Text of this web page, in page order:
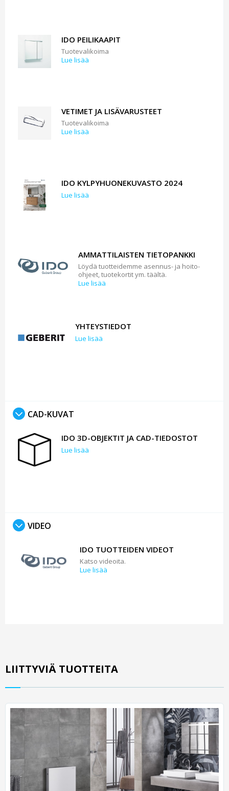
IDO PEILIKAAPIT
Tuotevalikoima
Lue lisää
VETIMET JA LISÄVARUSTEET
Tuotevalikoima
Lue lisää
IDO KYLPYHUONEKUVASTO 2024
Lue lisää
AMMATTILAISTEN TIETOPANKKI
Löydä tuotteidemme asennus- ja hoito-
ohjeet, tuotekortit ym. täältä.
Lue lisää
YHTEYSTIEDOT
Lue lisää
CAD-KUVAT
IDO 3D-OBJEKTIT JA CAD-TIEDOSTOT
Lue lisää
VIDEO
IDO TUOTTEIDEN VIDEOT
Katso videoita.
Lue lisää
LIITTYVIÄ TUOTTEITA